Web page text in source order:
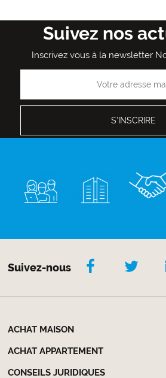
Suivez nos
Inscrivez vous à la newsletter
Suivez-nous
ACHAT MAISON
ACHAT APPARTEMENT
CONSEILS JURIDIQUES